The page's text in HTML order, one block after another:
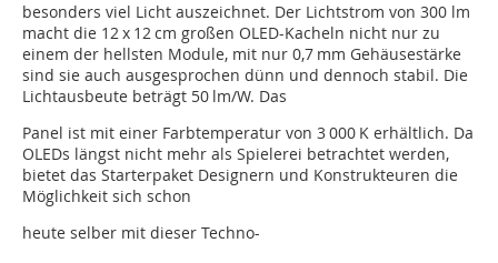
besonders viel Licht auszeichnet. Der Lichtstrom von 300 lm
macht die 12 x 12 cm großen OLED-Kacheln nicht nur zu
einem der hellsten Module, mit nur 0,7 mm Gehäusestärke
sind sie auch ausgesprochen dünn und dennoch stabil. Die
Lichtausbeute beträgt 50 lm/W. Das
Panel ist mit einer Farbtemperatur von 3 000 K erhältlich. Da
OLEDs längst nicht mehr als Spielerei betrachtet werden,
bietet das Starterpaket Designern und Konstrukteuren die
Möglichkeit sich schon
heute selber mit dieser Techno-